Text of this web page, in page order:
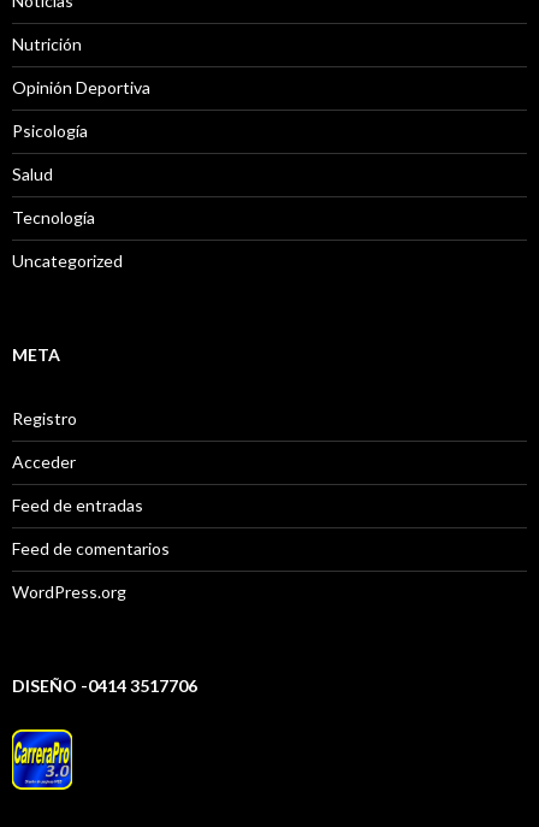
Nutrición
Opinión Deportiva
Psicología
Salud
Tecnología
Uncategorized
META
Registro
Acceder
Feed de entradas
Feed de comentarios
WordPress.org
DISEÑO -0414 3517706